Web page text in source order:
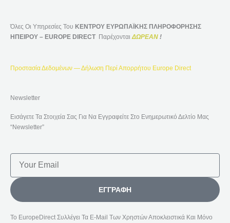
Όλες Οι Υπηρεσίες Του ΚΕΝΤΡΟΥ ΕΥΡΩΠΑΪΚΗΣ ΠΛΗΡΟΦΟΡΗΣΗΣ
ΗΠΕΙΡΟΥ – EUROPE DIRECT Παρέχονται ΔΩΡΕΑΝ !
Προστασία Δεδομένων — Δήλωση Περί Απορρήτου Europe Direct
Newsletter
Εισάγετε Τα Στοιχεία Σας Για Να Εγγραφείτε Στο Ενημερωτικό Δελτίο Μας
“Newsletter”
ΕΓΓΡΑΦΉ
Το EuropeDirect Συλλέγει Τα E-Mail Των Χρηστών Αποκλειστικά Και Μόνο